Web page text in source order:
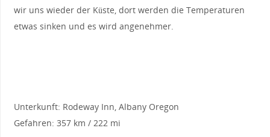
wir uns wieder der Küste, dort werden die Temperaturen
etwas sinken und es wird angenehmer.
Unterkunft: Rodeway Inn, Albany Oregon
Gefahren: 357 km / 222 mi